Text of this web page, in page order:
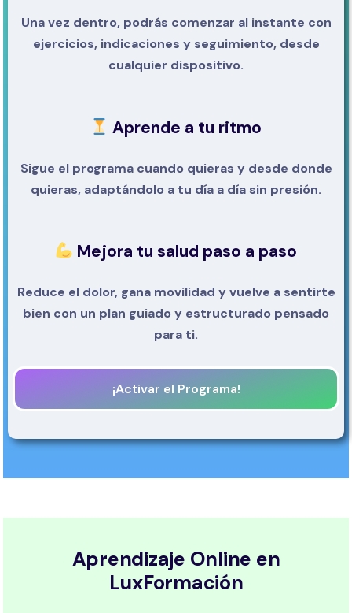
Una vez dentro, podrás comenzar al instante con
ejercicios, indicaciones y seguimiento, desde
cualquier dispositivo.
Aprende a tu ritmo
Sigue el programa cuando quieras y desde donde
quieras, adaptándolo a tu día a día sin presión.
Mejora tu salud paso a paso
Reduce el dolor, gana movilidad y vuelve a sentirte
bien con un plan guiado y estructurado pensado
para ti.
¡Activar el Programa!
Aprendizaje Online en
LuxFormación